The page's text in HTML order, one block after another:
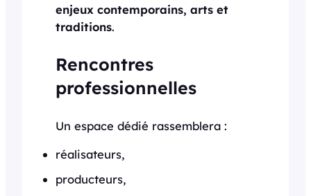
enjeux contemporains, arts et
traditions.
Rencontres
professionnelles
Un espace dédié rassemblera :
réalisateurs,
producteurs,